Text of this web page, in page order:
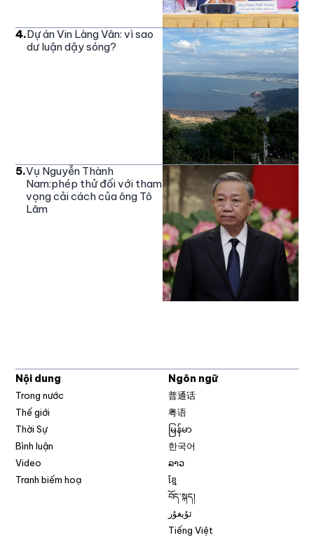
4.Dự án Vin Làng Vân: vì sao
dư luận dậy sóng?
5.Vụ Nguyễn Thành
Nam:phép thử đối với tham
vọng cải cách của ông Tô
Lâm
Nội dung
Trong nước
Thế giới
Thời Sự
Bình luận
Video
Tranh biếm hoạ
Ngôn ngữ
普通话
粤语
မြန်မာ
한국어
ລາວ
ខ្មែ
བོད་སྐད།
ئۇيغۇر
Tiếng Việt